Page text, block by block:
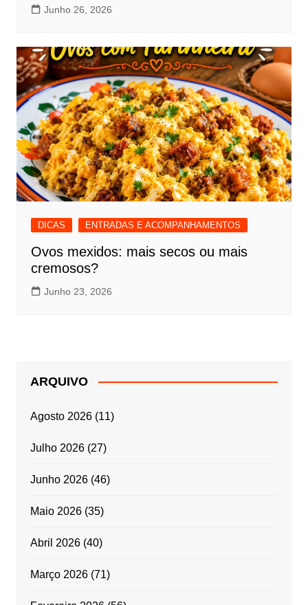
Junho 26, 2026
DICAS ENTRADAS E ACOMPANHAMENTOS
Ovos mexidos: mais secos ou mais
cremosos?
Junho 23, 2026
ARQUIVO
Agosto 2026(11)
Julho 2026(27)
Junho 2026(46)
Maio 2026(35)
Abril 2026(40)
Março 2026(71)